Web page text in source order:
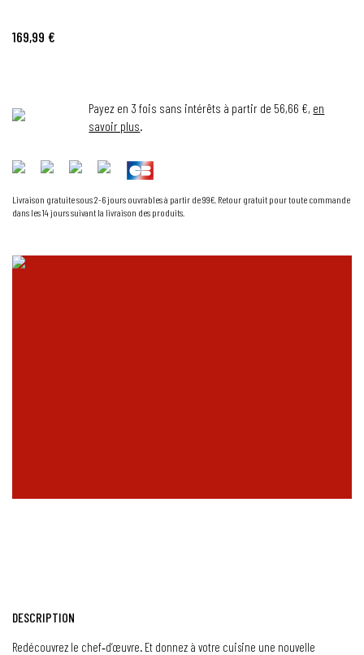
169,99 €
Payez en 3 fois sans intérêts à partir de 56,66 €, en
savoir plus.
Livraison gratuite sous 2-6 jours ouvrables à partir de 99€. Retour gratuit pour toute commande
dans les 14 jours suivant la livraison des produits.
DESCRIPTION
Redécouvrez le chef‑d’œuvre. Et donnez à votre cuisine une nouvelle